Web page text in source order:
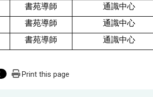
書苑導師
通識中心
書苑導師
通識中心
書苑導師 通識中心
Print this page